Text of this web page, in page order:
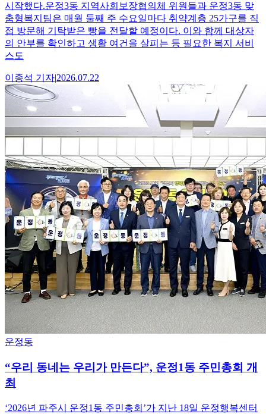
시작했다.운정3동 지역사회보장협의체 위원들과 운정3동 맞
춤형복지팀은 매월 둘째 주 수요일마다 취약계층 25가구를 직
접 방문해 기탁받은 빵을 전달할 예정이다. 이와 함께 대상자
의 안부를 확인하고 생활 여건을 살피는 등 필요한 복지 서비
스도
이종석 기자|2026.07.22
운정동
“우리 동네는 우리가 만든다”, 운정1동 주민총회 개
최
‘2026년 파주시 운정1동 주민총회’가 지난 18일 운정행복센터